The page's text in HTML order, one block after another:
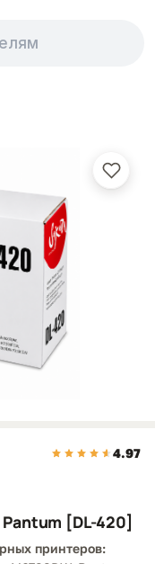
4.97
[DL-420]
принтеров: